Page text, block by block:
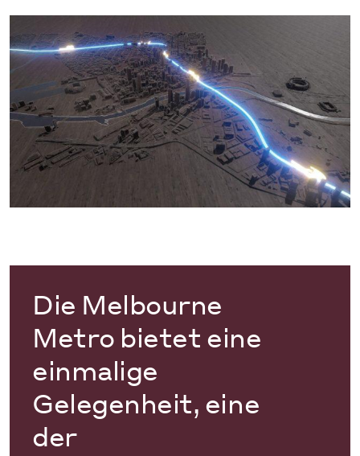
Die Melbourne
Metro bietet eine
einmalige
Gelegenheit, eine
der